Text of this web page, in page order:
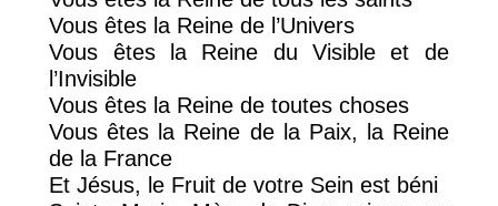
Vous êtes la Reine de l’Univers
Vous êtes la Reine du Visible et de
l’Invisible
Vous êtes la Reine de toutes choses
Vous êtes la Reine de la Paix, la Reine
de la France
Et Jésus, le Fruit de votre Sein est béni